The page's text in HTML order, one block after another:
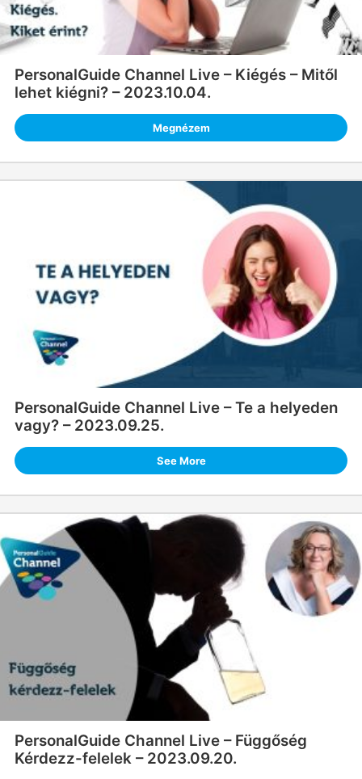
PersonalGuide Channel Live – Kiégés – Mitől
lehet kiégni? – 2023.10.04.
Megnézem
PersonalGuide Channel Live – Te a helyeden
vagy? – 2023.09.25.
See More
PersonalGuide Channel Live – Függőség
Kérdezz-felelek – 2023.09.20.